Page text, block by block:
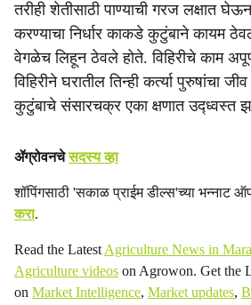
तरीही शेतीसाठी पाण्याची गरज लक्षात
करण्याचा निर्धार काकडे कुटुंबाने कायम
वेगळेच लिहून ठेवले होते. विहिरीचे काम
विहिरीने घरातील तिन्ही कर्त्या पुरुषांचा
कुटुंबाचे संसारचक्र एका क्षणात उद्ध्वस्त
ॲग्रोवनचेसदस्य व्हा
शॉपिंगसाठी 'सकाळ प्राईम डील्स'च्या भन्नाट
करा.
Read the Latest Agriculture News in
Agriculture videos on Agrowon. Get the
on Market Intelligence, Market updates,